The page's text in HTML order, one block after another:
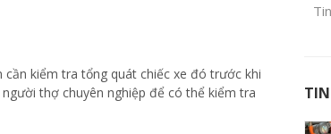
kiểm tra tổng quát chiếc xe đó trước khi
thợ chuyên nghiệp để có thể kiểm tra